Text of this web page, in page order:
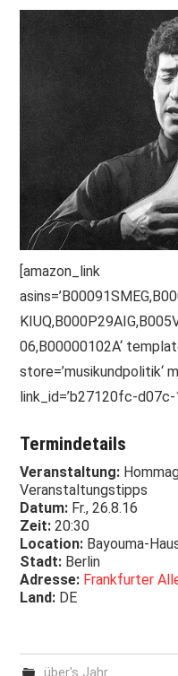
[amazon_link
06,B00000102A‘
store=’musikundpolitik‘
link_id=’b27120fc-
Termindetails
Veranstaltung:
Veranstaltungstipps
Datum: Fr., 26.8.16
Zeit: 20:30
Location: Bayouma-
Stadt: Berlin
Adresse: Frankfurter
Land: DE